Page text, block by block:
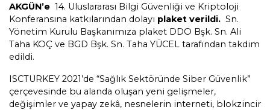
AKGÜN’e 14. Uluslararası Bilgi Güvenliği ve Kriptoloji
Konferansına katkılarından dolayı plaket verildi. Sn.
Yönetim Kurulu Başkanımıza plaket DDO Bşk. Sn. Ali
Taha KOÇ ve BGD Bşk. Sn. Taha YÜCEL tarafından takdim
edildi.
ISCTURKEY 2021’de “Sağlık Sektöründe Siber Güvenlik”
çerçevesinde bu alanda oluşan yeni gelişmeler,
değişimler ve yapay zekâ, nesnelerin interneti, blokzincir
AKGÜN Tedarik Yönetim Sistemi
AKGÜN Personel Bilgi Portalı
AKGÜN İnsan Kaynakları Bilgi Yönetim
Sistemi